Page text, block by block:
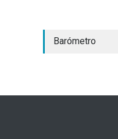
Barómetro